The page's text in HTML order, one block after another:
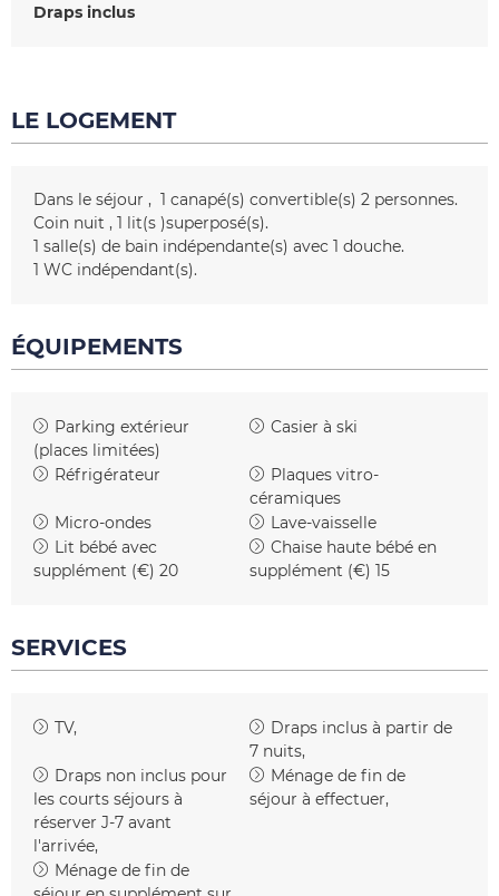
Draps inclus
LE LOGEMENT
Dans le séjour 1 canapé(s) convertible(s) 2 personnes
Coin nuit
1 lit(s )superposé(s)
1 salle(s) de bain indépendante(s) avec 1 douche
1 WC indépendant(s)
ÉQUIPEMENTS
Parking extérieur
(places limitées)
Casier à ski
Réfrigérateur
Plaques vitro-
céramiques
Micro-ondes
Lave-vaisselle
Lit bébé avec
supplément (€) 20
Chaise haute bébé en
supplément (€) 15
SERVICES
TV Draps inclus à partir de
7 nuits
Draps non inclus pour
les courts séjours à
réserver J-7 avant
l'arrivée
Ménage de fin de
séjour à effectuer
Ménage de fin de